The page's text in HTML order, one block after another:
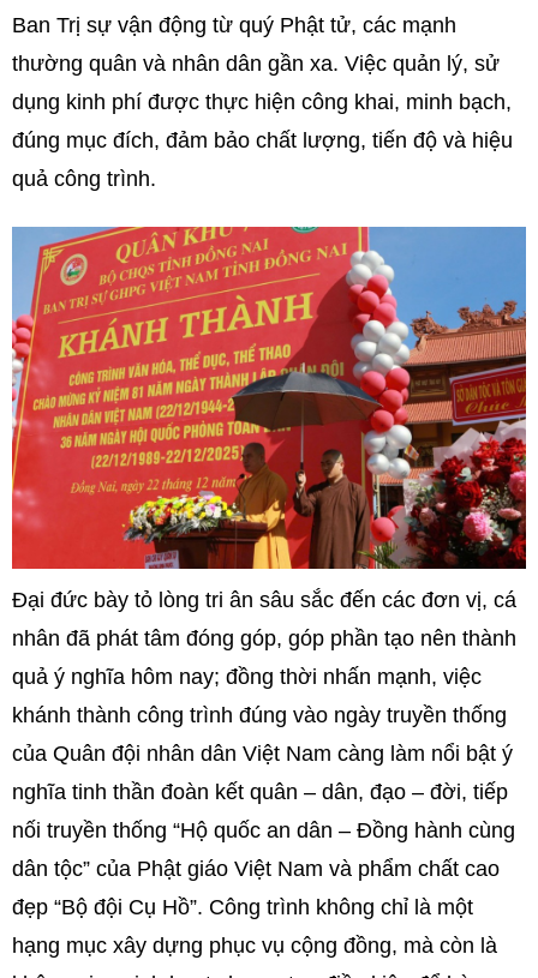
Ban Trị sự vận động từ quý Phật tử, các mạnh
thường quân và nhân dân gần xa. Việc quản lý, sử
dụng kinh phí được thực hiện công khai, minh bạch,
đúng mục đích, đảm bảo chất lượng, tiến độ và hiệu
quả công trình.
Đại đức bày tỏ lòng tri ân sâu sắc đến các đơn vị, cá
nhân đã phát tâm đóng góp, góp phần tạo nên thành
quả ý nghĩa hôm nay; đồng thời nhấn mạnh, việc
khánh thành công trình đúng vào ngày truyền thống
của Quân đội nhân dân Việt Nam càng làm nổi bật ý
nghĩa tinh thần đoàn kết quân – dân, đạo – đời, tiếp
nối truyền thống “Hộ quốc an dân – Đồng hành cùng
dân tộc” của Phật giáo Việt Nam và phẩm chất cao
đẹp “Bộ đội Cụ Hồ”. Công trình không chỉ là một
hạng mục xây dựng phục vụ cộng đồng, mà còn là